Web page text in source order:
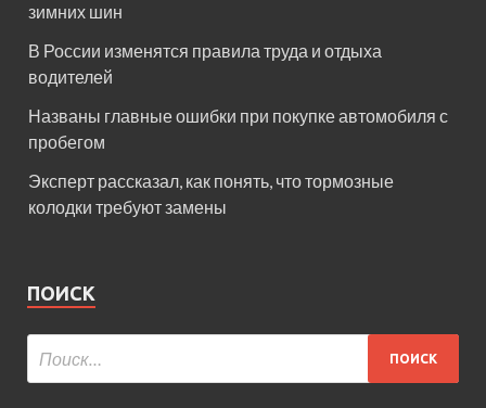
зимних шин
В России изменятся правила труда и отдыха
водителей
Названы главные ошибки при покупке автомобиля с
пробегом
Эксперт рассказал, как понять, что тормозные
колодки требуют замены
ПОИСК